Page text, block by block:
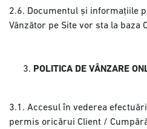
2.6. Documentul și informațiile
Vânzător pe Site vor sta la baza
POLITICA DE VÂNZARE
3.1. Accesul în vederea
permis oricărui Client /